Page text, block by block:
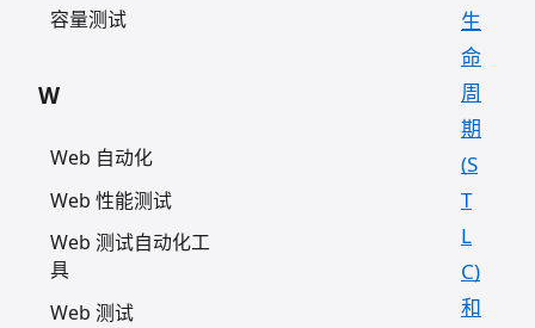
容量测试
W
Web 自动化
Web 性能测试
Web 测试自动化工
具
Web 测试
生
命
周
期
(S
T
L
C)
和